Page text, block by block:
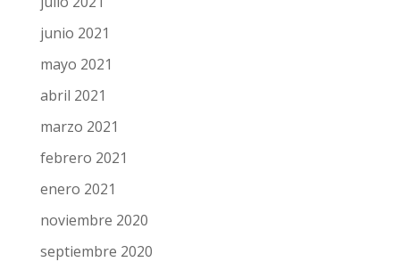
junio 2021
mayo 2021
abril 2021
marzo 2021
febrero 2021
enero 2021
noviembre 2020
septiembre 2020